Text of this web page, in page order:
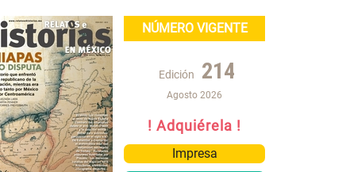
NÚMERO VIGENTE
Edición 214
Agosto 2026
! Adquiérela !
Impresa